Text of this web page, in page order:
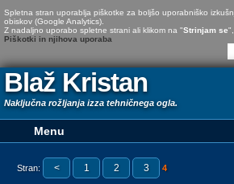
Spletna stran uporablja piškotke za boljšo uporabniško
obiskov (Google Analytics).
Z nadaljno uporabo spletne strani ali klikom na "Strinjam se
Piškotki in njihova uporaba
Blaž Kristan
Naključna rožljanja izza tehničnega ogla.
Stran: < 1 2 3 4